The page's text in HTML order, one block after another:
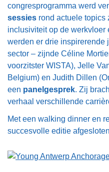
congresprogramma werd
sessies rond actuele topics
inclusiviteit op de werkvloer
werden er drie inspirerende
sector – zijnde Céline
voorzitster WISTA), Jelle
Belgium) en Judith Dillen
een panelgesprek. Zij
verhaal verschillende
Met een walking dinner en
succesvolle editie